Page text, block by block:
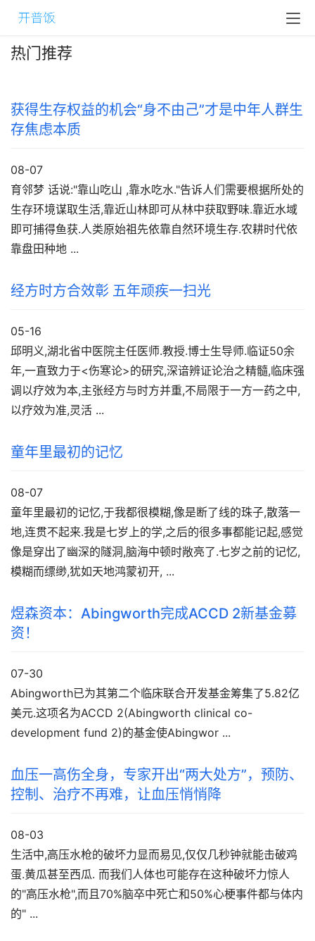
热门推荐
获得生存权益的机会“身不由己”才是中年人群生
存焦虑本质
08-07
育邻梦 话说:"靠山吃山 ,靠水吃水."告诉人们需要根据所处的
生存环境谋取生活,靠近山林即可从林中获取野味.靠近水域
即可捕得鱼获.人类原始祖先依靠自然环境生存.农耕时代依
靠盘田种地 ...
经方时方合效彰 五年顽疾一扫光
05-16
邱明义,湖北省中医院主任医师.教授.博士生导师.临证50余
年,一直致力于<伤寒论>的研究,深谙辨证论治之精髓,临床强
调以疗效为本,主张经方与时方并重,不局限于一方一药之中,
以疗效为准,灵活 ...
童年里最初的记忆
08-07
童年里最初的记忆,于我都很模糊,像是断了线的珠子,散落一
地,连贯不起来.我是七岁上的学,之后的很多事都能记起,感觉
像是穿出了幽深的隧洞,脑海中顿时敞亮了.七岁之前的记忆,
模糊而缥缈,犹如天地鸿蒙初开, ...
煜森资本：Abingworth完成ACCD 2新基金募
资！
07-30
Abingworth已为其第二个临床联合开发基金筹集了5.82亿
美元.这项名为ACCD 2(Abingworth clinical co-
development fund 2)的基金使Abingwor ...
血压一高伤全身，专家开出“两大处方”，预防、
控制、治疗不再难，让血压悄悄降
08-03
生活中,高压水枪的破坏力显而易见,仅仅几秒钟就能击破鸡
蛋.黄瓜甚至西瓜. 而我们人体也可能存在这种破坏力惊人
的"高压水枪",而且70%脑卒中死亡和50%心梗事件都与体内
的" ...